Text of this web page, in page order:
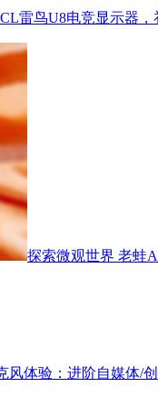
雷鸟U8电竞显示器，
探索微观世界 老蛙
风体验：进阶自媒体/